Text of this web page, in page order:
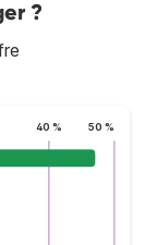
?
40 % 50 %